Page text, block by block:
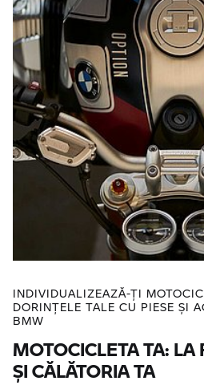
INDIVIDUALIZEAZĂ-ȚI
DORINŢELE TALE CU PIESE ȘI
BMW
MOTOCICLETA TA:
ŞI CĂLĂTORIA TA